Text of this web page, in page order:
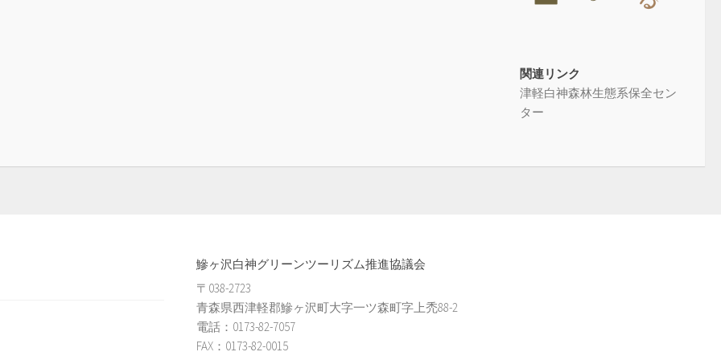
関連リンク
津軽白神森林生態系保全セン
ター
鰺ヶ沢白神グリーンツーリズム推進協議会
〒038-2723
青森県西津軽郡鰺ヶ沢町大字一ツ森町字上禿88-2
電話：0173-82-7057
FAX：0173-82-0015